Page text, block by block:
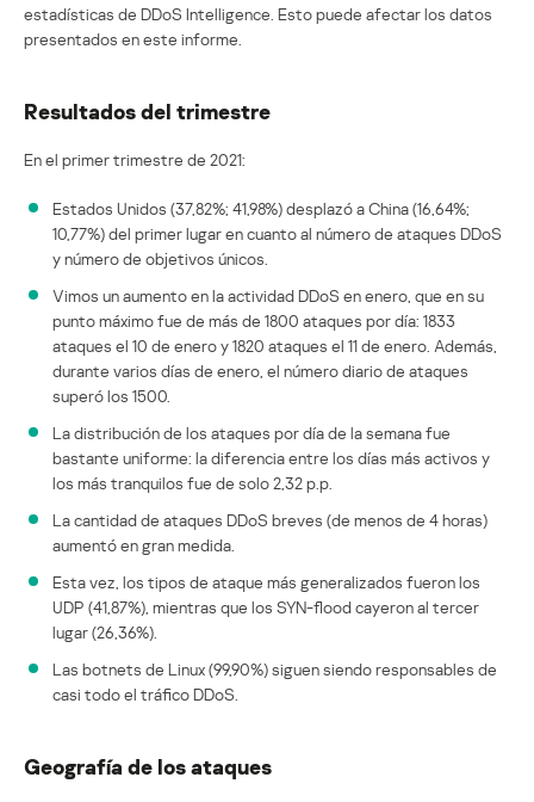
estadísticas de DDoS Intelligence. Esto puede afectar los datos
presentados en este informe.
Resultados del trimestre
En el primer trimestre de 2021:
Estados Unidos (37,82%; 41,98%) desplazó a China (16,64%;
10,77%) del primer lugar en cuanto al número de ataques DDoS
y número de objetivos únicos.
Vimos un aumento en la actividad DDoS en enero, que en su
punto máximo fue de más de 1800 ataques por día: 1833
ataques el 10 de enero y 1820 ataques el 11 de enero. Además,
durante varios días de enero, el número diario de ataques
superó los 1500.
La distribución de los ataques por día de la semana fue
bastante uniforme: la diferencia entre los días más activos y
los más tranquilos fue de solo 2,32 p.p.
La cantidad de ataques DDoS breves (de menos de 4 horas)
aumentó en gran medida.
Esta vez, los tipos de ataque más generalizados fueron los
UDP (41,87%), mientras que los SYN-flood cayeron al tercer
lugar (26,36%).
Las botnets de Linux (99,90%) siguen siendo responsables de
casi todo el tráfico DDoS.
Geografía de los ataques